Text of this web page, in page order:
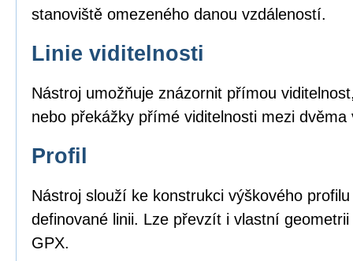
stanoviště omezeného danou vzdáleností.
Linie viditelnosti
Nástroj umožňuje znázornit přímou
nebo překážky přímé viditelnosti mezi dvěma
Profil
Nástroj slouží ke konstrukci výškového
definované linii. Lze převzít i vlastní
GPX.